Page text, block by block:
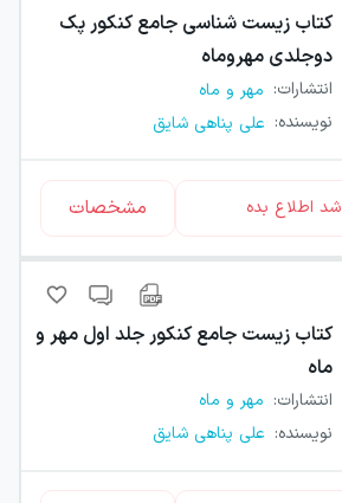
کتاب زیست شناسی جامع کنکور پک
دوجلدی مهروماه
انتشارات: مهر و ماه
نویسنده: علی پناهی شایق
اطلاع بده مشخصات
کتاب زیست جامع کنکور جلد اول مهر و
ماه
انتشارات: مهر و ماه
نویسنده: علی پناهی شایق